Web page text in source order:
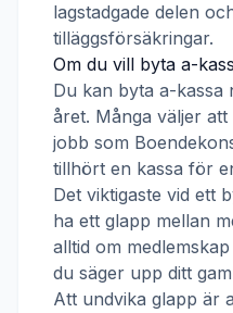
lagstadgade delen
tilläggsförsäkringar.
Om du vill byta a-
Du kan byta a-kassa
året. Många väljer
jobb som
tillhört en kassa för
Det viktigaste vid ett
ha ett glapp mellan
alltid om
du säger upp ditt
Att undvika glapp är